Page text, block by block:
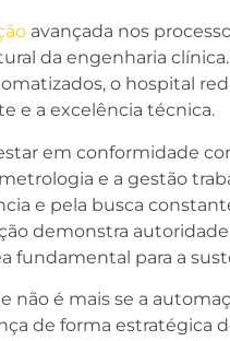
avançada nos
da engenharia
o hospital
e a excelência técnica.
em conformidade
e a gestão
e pela busca
demonstra
fundamental para a
não é mais se a
de forma estratégica